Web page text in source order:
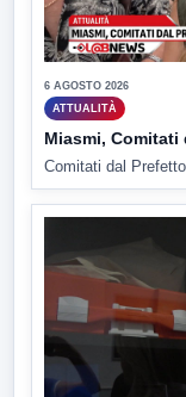
6 AGOSTO 2026
ATTUALITÀ
Miasmi,
Comitati dal